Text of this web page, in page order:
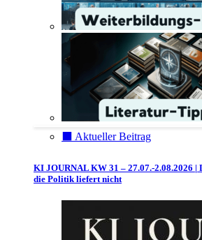
⬛️ Aktueller Beitrag
KI JOURNAL KW 31 – 27.07.-2.08.2026
die Politik liefert nicht